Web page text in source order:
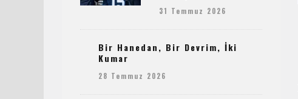
31 Temmuz 2026
Bir Hanedan, Bir Devrim, İki
Kumar
28 Temmuz 2026